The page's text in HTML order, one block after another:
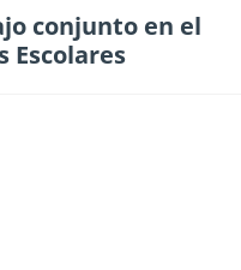
conjunto en el
Escolares